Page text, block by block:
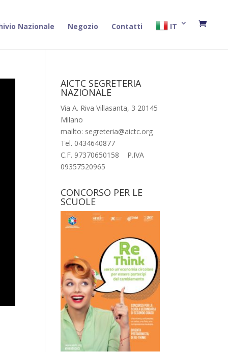
Nazionale Negozio Contatti IT
AICTC SEGRETERIA
NAZIONALE
Via A. Riva Villasanta, 3 20145
Milano
mailto: segreteria@aictc.org
Tel. 0434640877
C.F. 97370650158 P.IVA
09357520965
CONCORSO PER LE
SCUOLE